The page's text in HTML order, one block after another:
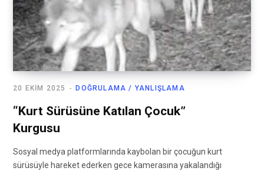
DOĞRULAMA / YANLIŞLAMA
20 EKIM 2025
“Kurt Sürüsüne Katılan Çocuk”
Kurgusu
Sosyal medya platformlarında kaybolan bir çocuğun kurt
sürüsüyle hareket ederken gece kamerasına yakalandığı